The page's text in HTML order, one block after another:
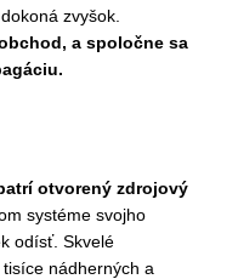
zvyšok.
a spoločne sa
otvorený zdrojový
systéme svojho
odísť. Skvelé
nádherných a